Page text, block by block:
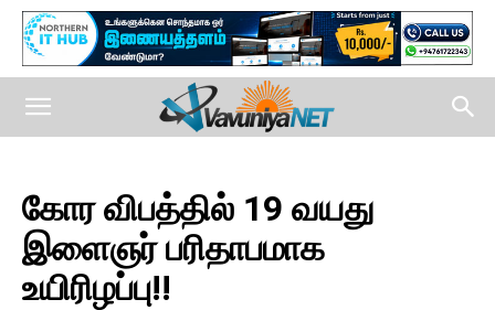
கோர விபத்தில் 19 வயது
இளைஞர் பரிதாபமாக
உயிரிழப்பு!!